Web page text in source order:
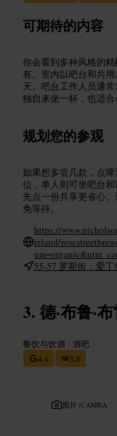
可期待的内容
你会看到多种风格的
有。室内以吧台和共
天。吧台工作人员通
独自来坐一杯，也适合
规划您的参观
如果想多尝几款，点
位，单人则可坐吧台
先点一份共享更省心
免等待。
https://
reland/
55-57 罗斯街，爱
德·布鲁·
餐饮与饮酒 •酒吧
4.4
3.8
图片 /CAMRA